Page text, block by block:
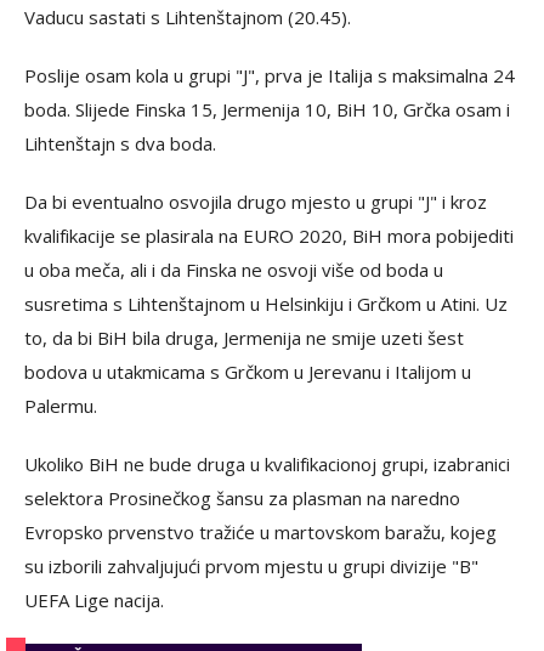
Vaducu sastati s Lihtenštajnom (20.45).
Poslije osam kola u grupi "J", prva je Italija s maksimalna 24
boda. Slijede Finska 15, Jermenija 10, BiH 10, Grčka osam i
Lihtenštajn s dva boda.
Da bi eventualno osvojila drugo mjesto u grupi "J" i kroz
kvalifikacije se plasirala na EURO 2020, BiH mora pobijediti
u oba meča, ali i da Finska ne osvoji više od boda u
susretima s Lihtenštajnom u Helsinkiju i Grčkom u Atini. Uz
to, da bi BiH bila druga, Jermenija ne smije uzeti šest
bodova u utakmicama s Grčkom u Jerevanu i Italijom u
Palermu.
Ukoliko BiH ne bude druga u kvalifikacionoj grupi, izabranici
selektora Prosinečkog šansu za plasman na naredno
Evropsko prvenstvo tražiće u martovskom baražu, kojeg
su izborili zahvaljujući prvom mjestu u grupi divizije "B"
UEFA Lige nacija.